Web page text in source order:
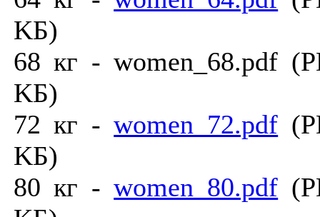
KБ)
68 кг - women_68.pdf
KБ)
72 кг -women_72.pdf
KБ)
80 кг -women_80.pdf